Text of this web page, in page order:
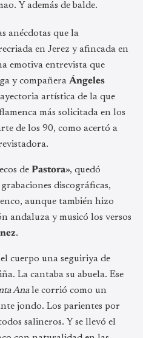
Y además de balde.
anécdotas que la
en Jerez y afincada en
emotiva entrevista que
y compañera Ángeles
artística de la que
más solicitada en los
de los 90, como acertó a
de Pastora», quedó
discográficas,
aunque también hizo
andaluza y musicó los versos
.
cuerpo una seguiriya de
La cantaba su abuela. Ese
Anale corrió como un
jondo. Los parientes por
salineros. Y se llevó el